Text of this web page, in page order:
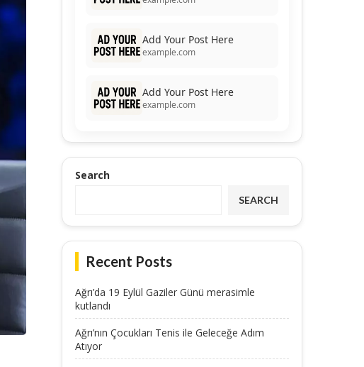
Add Your Post Here
example.com
Add Your Post Here
example.com
Search
SEARCH
Recent Posts
Ağrı’da 19 Eylül Gaziler Günü merasimle
kutlandı
Ağrı’nın Çocukları Tenis ile Geleceğe Adım
Atıyor